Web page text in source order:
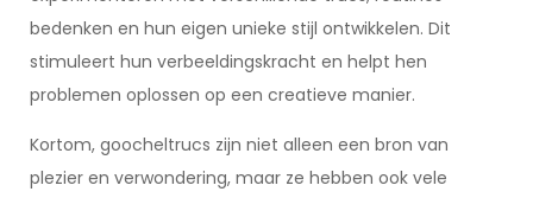
bedenken en hun eigen unieke stijl ontwikkelen. Dit
stimuleert hun verbeeldingskracht en helpt hen
problemen oplossen op een creatieve manier.
Kortom, goocheltrucs zijn niet alleen een bron van
plezier en verwondering, maar ze hebben ook vele